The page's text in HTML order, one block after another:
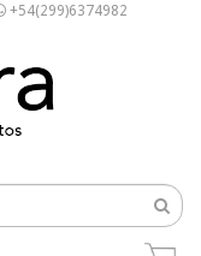
+54(299)6374982